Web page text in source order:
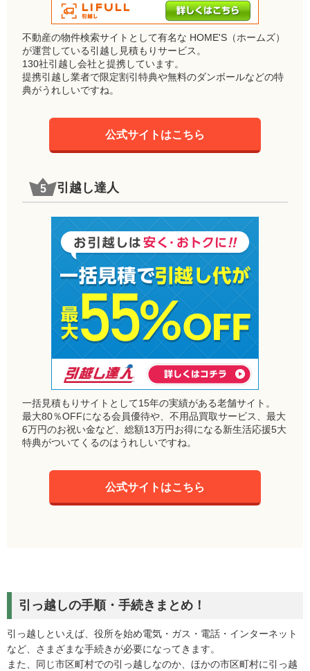
不動産の物件検索サイトとして有名な HOME'S（ホームズ）
が運営している引越し見積もりサービス。
130社引越し会社と提携しています。
提携引越し業者で限定割引特典や無料のダンボールなどの特
典がうれしいですね。
公式サイトはこちら
引越し達人
一括見積もりサイトとして15年の実績がある老舗サイト。
最大80％OFFになる会員優待や、不用品買取サービス、最大
6万円のお祝い金など、総額13万円お得になる新生活応援5大
特典がついてくるのはうれしいですね。
公式サイトはこちら
引っ越しの手順・手続きまとめ！
引っ越しといえば、役所を始め電気・ガス・電話・インターネット
など、さまざまな手続きが必要になってきます。
また、同じ市区町村での引っ越しなのか、ほかの市区町村に引っ越